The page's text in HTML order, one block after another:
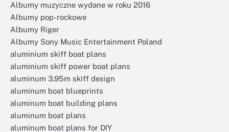
Albumy muzyczne wydane w roku 2016
Albumy pop-rockowe
Albumy Riger
Albumy Sony Music Entertainment Poland
aluminium skiff boat plans
aluminium skiff power boat plans
aluminum 3.95m skiff design
aluminum boat blueprints
aluminum boat building plans
aluminum boat plans
aluminum boat plans for DIY